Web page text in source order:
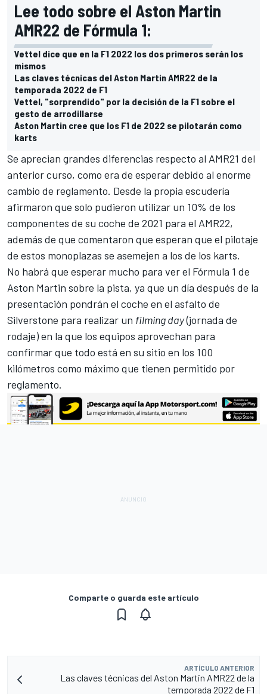
Lee todo sobre el Aston Martin
AMR22 de Fórmula 1:
Vettel dice que en la F1 2022 los dos primeros serán los
mismos
Las claves técnicas del Aston Martin AMR22 de la
temporada 2022 de F1
Vettel, "sorprendido" por la decisión de la F1 sobre el
gesto de arrodillarse
Aston Martin cree que los F1 de 2022 se pilotarán como
karts
Se aprecian grandes diferencias respecto al AMR21 del
anterior curso, como era de esperar debido al enorme
cambio de reglamento. Desde la propia escudería
afirmaron que solo pudieron utilizar un 10% de los
componentes de su coche de 2021 para el AMR22,
además de que comentaron que esperan que el pilotaje
de estos monoplazas se asemejen a los de los karts.
No habrá que esperar mucho para ver el Fórmula 1 de
Aston Martin sobre la pista, ya que un día después de la
presentación pondrán el coche en el asfalto de
Silverstone para realizar un filming day(jornada de
rodaje) en la que los equipos aprovechan para
confirmar que todo está en su sitio en los 100
kilómetros como máximo que tienen permitido por
reglamento.
Comparte o guarda este artículo
ARTÍCULO ANTERIOR
Las claves técnicas del Aston Martin AMR22 de la
temporada 2022 de F1